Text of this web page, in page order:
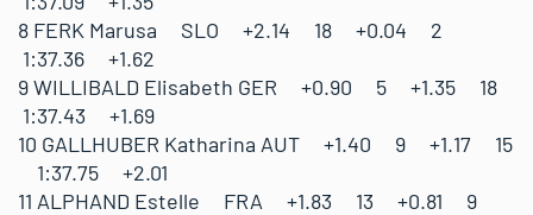
8 FERK Marusa SLO +2.14 18 +0.04 2
1:37.36 +1.62
9 WILLIBALD Elisabeth GER +0.90 5 +1.35 18
1:37.43 +1.69
10 GALLHUBER Katharina AUT +1.40 9 +1.17 15
1:37.75 +2.01
11 ALPHAND Estelle FRA +1.83 13 +0.81 9